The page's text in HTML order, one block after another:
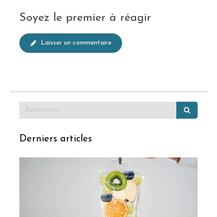
Soyez le premier à réagir
Laisser un commentaire
Derniers articles